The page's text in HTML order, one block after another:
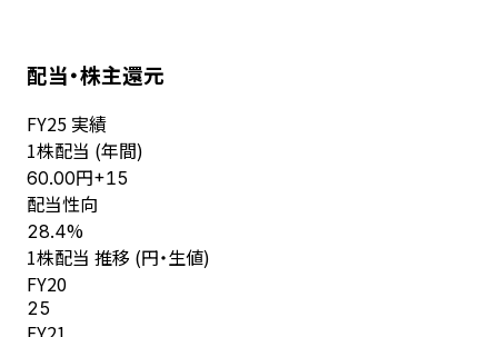
配当・株主還元
FY25 実績
1株配当 (年間)
60.00円+15
配当性向
28.4%
1株配当 推移 (円・生値)
FY20
25